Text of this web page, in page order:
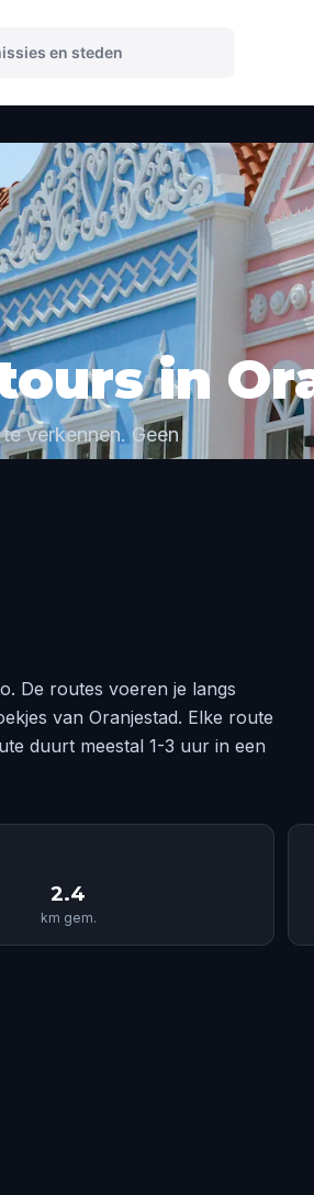
in
verkennen. Geen
De routes voeren je langs
van Oranjestad. Elke route
duurt meestal 1-3 uur in een
2.4
km gem.